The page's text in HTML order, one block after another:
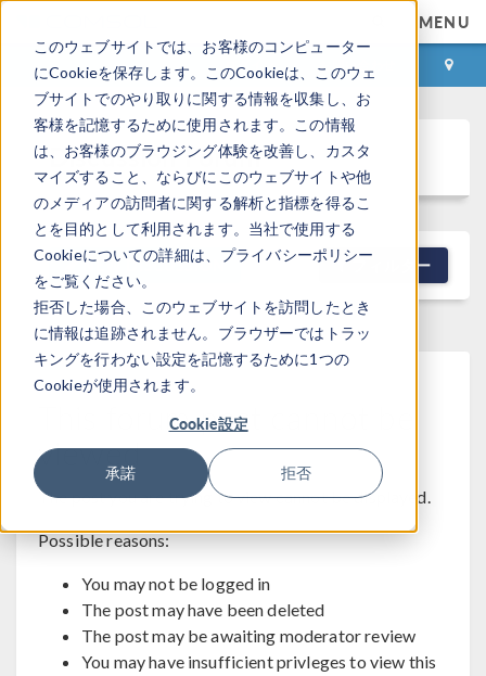
このウェブサイトでは、お客様のコンピューター
にCookieを保存します。このCookieは、このウェ
ブサイトでのやり取りに関する情報を収集し、お
客様を記憶するために使用されます。この情報
は、お客様のブラウジング体験を改善し、カスタ
マイズすること、ならびにこのウェブサイトや他
のメディアの訪問者に関する解析と指標を得るこ
とを目的として利用されます。当社で使用する
Cookieについての詳細は、プライバシーポリシー
をご覧ください。
拒否した場合、このウェブサイトを訪問したとき
に情報は追跡されません。ブラウザーではトラッ
キングを行わない設定を記憶するために1つの
Cookieが使用されます。
Cookie設定
承諾 拒否
MENU
ログイン お問い合わせ
Discussion Forum
NEW DISCUSSION フィルター
This forum post cannot be
viewed
The post you are trying to view cannot be displayed.
Possible reasons:
You may not be logged in
The post may have been deleted
The post may be awaiting moderator review
You may have insufficient privleges to view this